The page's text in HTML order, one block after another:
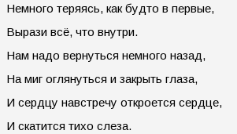
Немного теряясь, как будто в первые,
Вырази всё, что внутри.
Нам надо вернуться немного назад,
На миг оглянуться и закрыть глаза,
И сердцу навстречу откроется сердце,
И скатится тихо слеза.